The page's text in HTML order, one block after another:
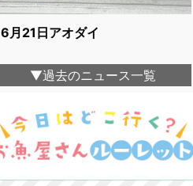
6月21日アオダイ
▼過去のニュース一覧